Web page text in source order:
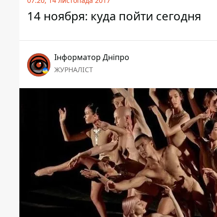
14 ноября: куда пойти сегодня
Інформатор Дніпро
ЖУРНАЛІСТ